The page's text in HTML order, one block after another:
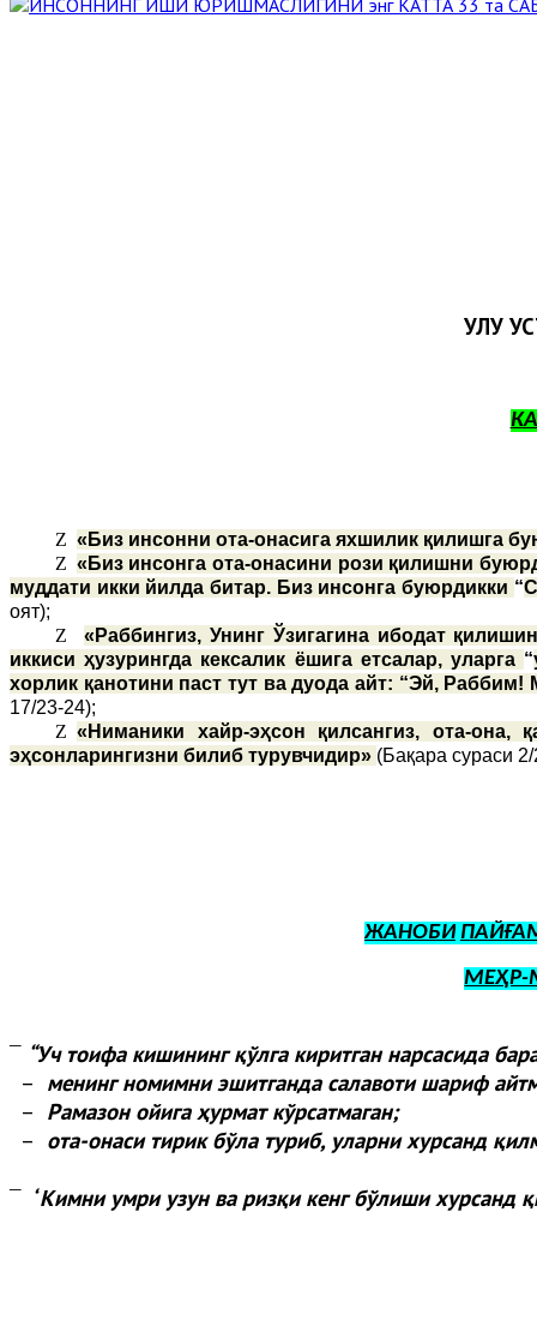
УЛУҒ
Z «Биз инсонни ота-онасига яхшилик қилишга
Z «Биз инсонга ота-онасини рози қилишни
муддати икки йилда битар. Биз инсонга буюрдикки “
оят);
Z
«Раббингиз, Унинг Ўзигагина ибодат
иккиси ҳузурингда кексалик ёшига етсалар, уларга “
хорлик қанотини паст тут ва дуода айт: “Эй,
17/23-24);
Z «Ниманики хайр-эҳсон қилсангиз, ота-
эҳсонларингизни билиб турувчидир» (Бақара сураси
ЖАНОБИ
МЕҲР-
¯ “Уч тоифа кишининг қўлга киритган нарсасида
– менинг номимни эшитганда салавоти шариф
– Рамазон ойига ҳурмат кўрсатмаган;
– ота-онаси тирик бўла туриб, уларни хурсанд
¯ “Кимни умри узун ва ризқи кенг бўлиши хурсанд